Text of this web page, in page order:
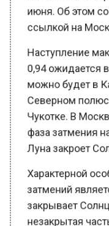
ссылкой на
Наступление
0,94 ожидается
можно будет в
Северном
Чукотке. В
фаза затмения
Луна закроет
Характерной
затмений
закрывает
незакрытая